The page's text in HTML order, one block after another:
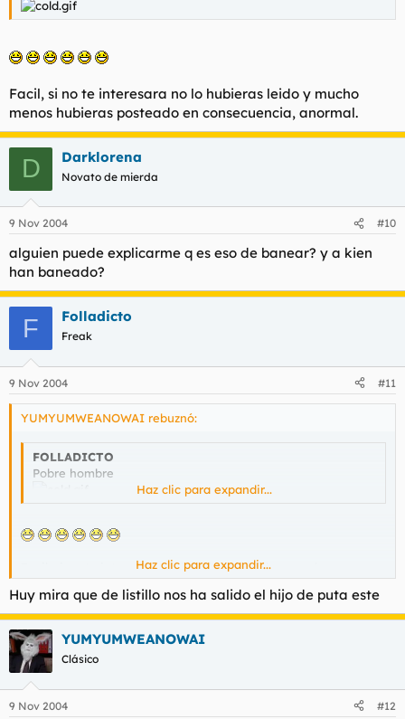
Facil, si no te interesara no lo hubieras leido y mucho
menos hubieras posteado en consecuencia, anormal.
D Darklorena
Novato de mierda
9 Nov 2004 #10
alguien puede explicarme q es eso de banear? y a kien
han baneado?
F Folladicto
Freak
9 Nov 2004 #11
YUMYUMWEANOWAI rebuznó:
FOLLADICTO
Pobre hombre
Haz clic para expandir...
Facil, si no te interesara no lo hubieras leido y mucho menos
hubieras posteado en consecuencia, anormal.
Haz clic para expandir...
Huy mira que de listillo nos ha salido el hijo de puta este
YUMYUMWEANOWAI
Clásico
9 Nov 2004 #12